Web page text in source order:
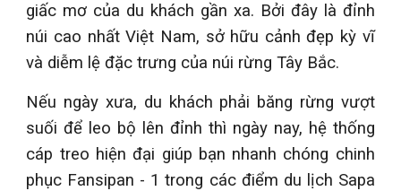
giấc mơ của du khách gần xa. Bởi đây là đỉnh
núi cao nhất Việt Nam, sở hữu cảnh đẹp kỳ vĩ
và diễm lệ đặc trưng của núi rừng Tây Bắc.
Nếu ngày xưa, du khách phải băng rừng vượt
suối để leo bộ lên đỉnh thì ngày nay, hệ thống
cáp treo hiện đại giúp bạn nhanh chóng chinh
phục Fansipan - 1 trong các điểm du lịch Sapa